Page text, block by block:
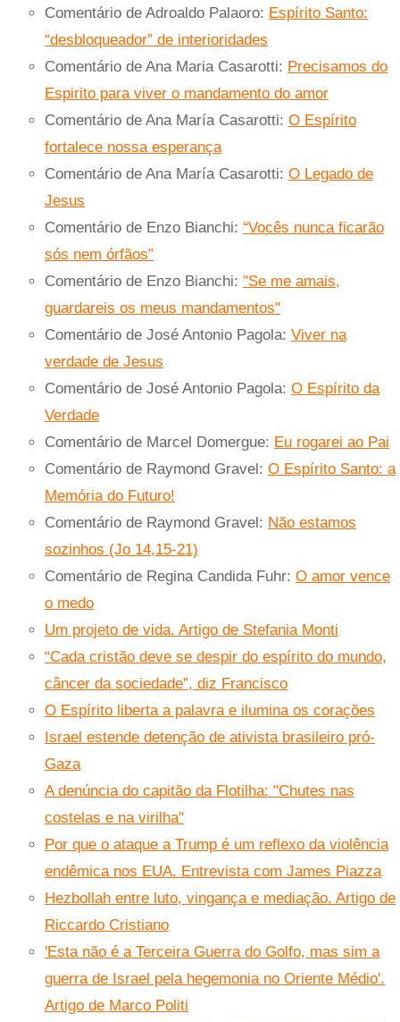
Comentário de Adroaldo Palaoro: Espírito Santo:
“desbloqueador” de interioridades
Comentário de Ana Maria Casarotti: Precisamos do
Espirito para viver o mandamento do amor
Comentário de Ana María Casarotti: O Espírito
fortalece nossa esperança
Comentário de Ana María Casarotti: O Legado de
Jesus
Comentário de Enzo Bianchi: “Vocês nunca ficarão
sós nem órfãos”
Comentário de Enzo Bianchi: "Se me amais,
guardareis os meus mandamentos"
Comentário de José Antonio Pagola: Viver na
verdade de Jesus
Comentário de José Antonio Pagola: O Espírito da
Verdade
Comentário de Marcel Domergue: Eu rogarei ao Pai
Comentário de Raymond Gravel: O Espírito Santo: a
Memória do Futuro!
Comentário de Raymond Gravel: Não estamos
sozinhos (Jo 14,15-21)
Comentário de Regina Candida Fuhr: O amor vence
o medo
Um projeto de vida. Artigo de Stefania Monti
“Cada cristão deve se despir do espírito do mundo,
câncer da sociedade”, diz Francisco
O Espírito liberta a palavra e ilumina os corações
Israel estende detenção de ativista brasileiro pró-
Gaza
A denúncia do capitão da Flotilha: "Chutes nas
costelas e na virilha"
Por que o ataque a Trump é um reflexo da violência
endêmica nos EUA. Entrevista com James Piazza
Hezbollah entre luto, vingança e mediação. Artigo de
Riccardo Cristiano
'Esta não é a Terceira Guerra do Golfo, mas sim a
guerra de Israel pela hegemonia no Oriente Médio'.
Artigo de Marco Politi